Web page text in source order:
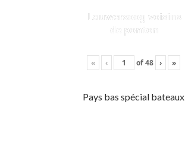
Lauwersoog voisins
de ponton
« ‹ of48 › »
Pays bas spécial bateaux